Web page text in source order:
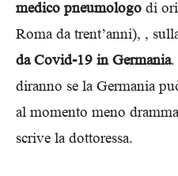
medico pneumologo di
Roma da trent’anni), ,
da Covid-19 in Germania.
diranno se la Germania
al momento meno
scrive la dottoressa.